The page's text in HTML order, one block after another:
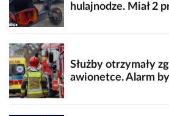
hulajnodze. Miał 2
Służby otrzymały
awionetce. Alarm